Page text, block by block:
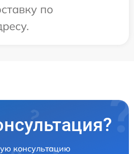
по
консультацию